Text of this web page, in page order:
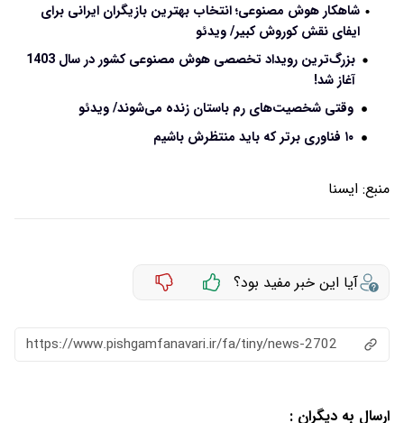
شاهکار هوش مصنوعی؛ انتخاب بهترین بازیگران ایرانی برای
ایفای نقش کوروش کبیر/ ویدئو
بزرگ‌‌ترین رویداد تخصصی هوش مصنوعی کشور در سال 1403
آغاز شد!
وقتی شخصیت‌های رم باستان زنده می‌شوند/ ویدئو
۱۰ فناوری برتر که باید منتظرش باشیم
منبع: ایسنا
آیا این خبر مفید بود؟
https://www.pishgamfanavari.ir/fa/tiny/news-2702
ارسال به دیگران :